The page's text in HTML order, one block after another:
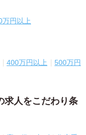
万円以上
400万円以上
500万円
求人をこだわり条